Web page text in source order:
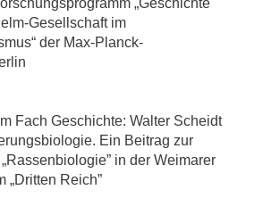
„Geschichte
Gesellschaft im
der Max-Planck-
Fach Geschichte: Walter Scheidt
Ein Beitrag zur
in der Weimarer
„Dritten Reich”